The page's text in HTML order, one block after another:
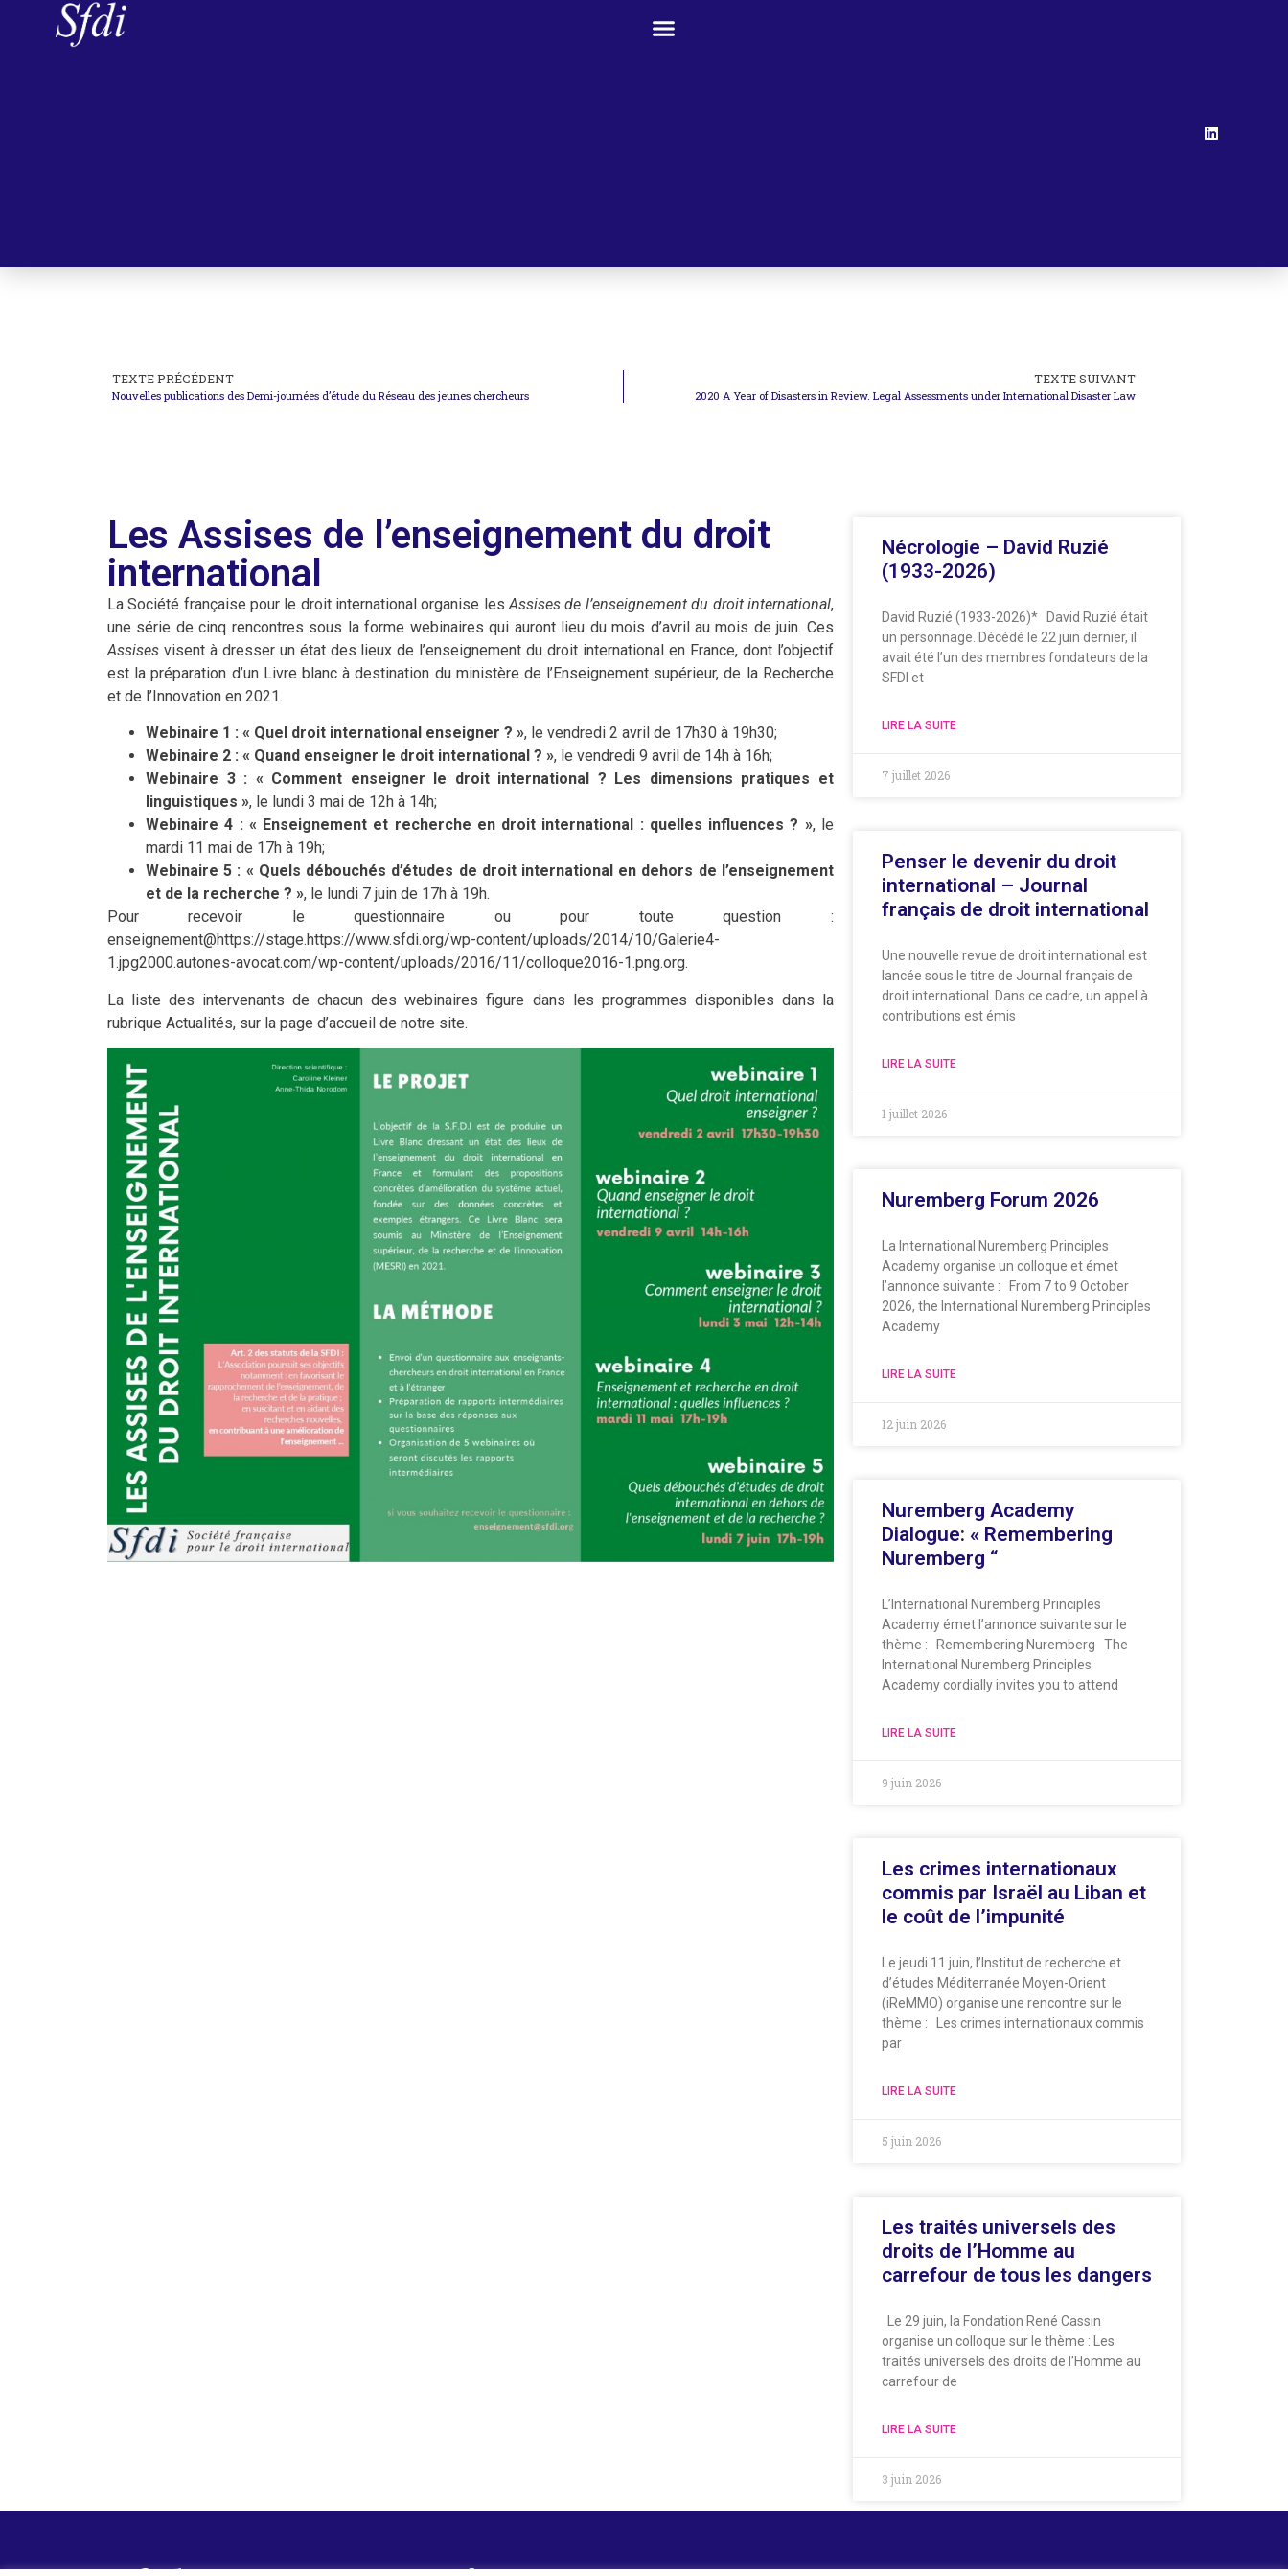
TEXTE PRÉCÉDENT
Nouvelles publications des Demi-journées d’étude du Réseau des jeunes chercheurs
TEXTE SUIVANT
2020 A Year of Disasters in Review. Legal Assessments under International Disaster Law
Les Assises de l’enseignement du droit
international
La Société française pour le droit international organise lesAssises de l’enseignement du droit international,
une série de cinq rencontres sous la forme webinaires qui auront lieu du mois d’avril au mois de juin. Ces
Assises visent à dresser un état des lieux de l’enseignement du droit international en France, dont l’objectif
est la préparation d’un Livre blanc à destination du ministère de l’Enseignement supérieur, de la Recherche
et de l’Innovation en 2021.
Webinaire 1 : « Quel droit international enseigner ? », le vendredi 2 avril de 17h30 à 19h30;
Webinaire 2 : « Quand enseigner le droit international ? », le vendredi 9 avril de 14h à 16h;
Webinaire 3 : « Comment enseigner le droit international ? Les dimensions pratiques et
linguistiques », le lundi 3 mai de 12h à 14h;
Webinaire 4 : « Enseignement et recherche en droit international : quelles influences ? », le
mardi 11 mai de 17h à 19h;
Webinaire 5 : « Quels débouchés d’études de droit international en dehors de l’enseignement
et de la recherche ? », le lundi 7 juin de 17h à 19h.
Pour recevoir le questionnaire ou pour toute question :
enseignement@https://stage.https://www.sfdi.org/wp-content/uploads/2014/10/Galerie4-
1.jpg2000.autones-avocat.com/wp-content/uploads/2016/11/colloque2016-1.png.org.
La liste des intervenants de chacun des webinaires figure dans les programmes disponibles dans la
rubrique Actualités, sur la page d’accueil de notre site.
Nécrologie – David Ruzié
(1933-2026)
David Ruzié (1933-2026)* David Ruzié était
un personnage. Décédé le 22 juin dernier, il
avait été l’un des membres fondateurs de la
SFDI et
LIRE LA SUITE
7 juillet 2026
Penser le devenir du droit
international – Journal
français de droit international
Une nouvelle revue de droit international est
lancée sous le titre de Journal français de
droit international. Dans ce cadre, un appel à
contributions est émis
LIRE LA SUITE
1 juillet 2026
Nuremberg Forum 2026
La International Nuremberg Principles
Academy organise un colloque et émet
l’annonce suivante : From 7 to 9 October
2026, the International Nuremberg Principles
Academy
LIRE LA SUITE
12 juin 2026
Nuremberg Academy
Dialogue: « Remembering
Nuremberg “
L’International Nuremberg Principles
Academy émet l’annonce suivante sur le
thème : Remembering Nuremberg The
International Nuremberg Principles
Academy cordially invites you to attend
LIRE LA SUITE
9 juin 2026
Les crimes internationaux
commis par Israël au Liban et
le coût de l’impunité
Le jeudi 11 juin, l’Institut de recherche et
d’études Méditerranée Moyen-Orient
(iReMMO) organise une rencontre sur le
thème : Les crimes internationaux commis
par
LIRE LA SUITE
5 juin 2026
Les traités universels des
droits de l’Homme au
carrefour de tous les dangers
Le 29 juin, la Fondation René Cassin
organise un colloque sur le thème : Les
traités universels des droits de l’Homme au
carrefour de
LIRE LA SUITE
3 juin 2026